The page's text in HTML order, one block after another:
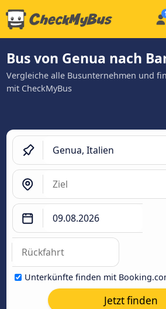
Bus von Genua nach
Vergleiche alle Busunternehmen und
mit CheckMyBus
Unterkünfte finden mit
Jetzt finden